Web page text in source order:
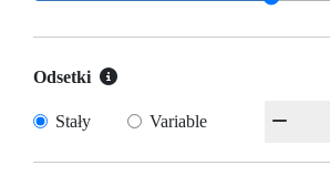
Odsetki
Stały Variable